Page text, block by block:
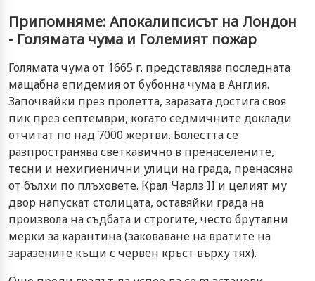
Припомняме: Апокалипсисът на Лондон
- Голямата чума и Големият пожар
Голямата чума от 1665 г. представлява последната
мащабна епидемия от бубонна чума в Англия.
Започвайки през пролетта, заразата достига своя
пик през септември, когато седмичните доклади
отчитат по над 7000 жертви. Болестта се
разпространява светкавично в пренаселените,
тесни и нехигиенични улици на града, пренасяна
от бълхи по плъховете. Крал Чарлз II и целият му
двор напускат столицата, оставяйки града на
произвола на съдбата и строгите, често брутални
мерки за карантина (заковаване на вратите на
заразените къщи с червен кръст върху тях).